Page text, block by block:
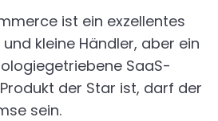
ist ein exzellentes
kleine Händler, aber ein
SaaS-
der Star ist, darf der
sein.